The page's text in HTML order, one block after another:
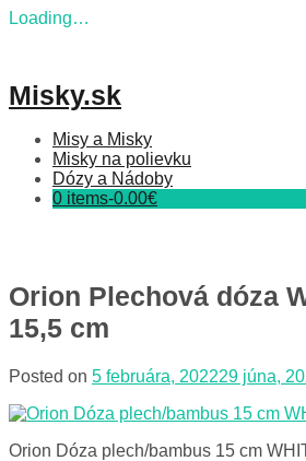
Loading…
Misky.sk
Misy a Misky
Misky na polievku
Dózy a Nádoby
0 items-0.00€
Orion Plechová dóza
15,5 cm
Posted on 5 februára, 202229 júna,
Orion Dóza plech/bambus 15 cm